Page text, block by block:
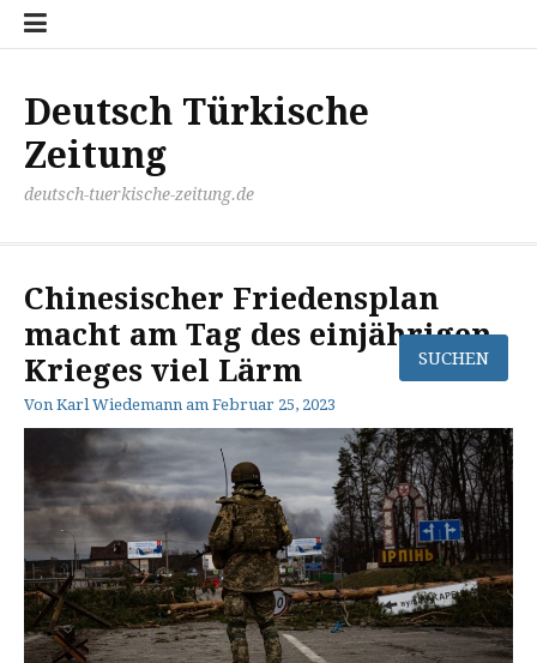
Zum
Inhalt
Deutsch Türkische
Zeitung
deutsch-tuerkische-zeitung.de
Chinesischer Friedensplan
macht am Tag des einjährigen
Krieges viel Lärm
Von Karl Wiedemann am Februar 25, 2023